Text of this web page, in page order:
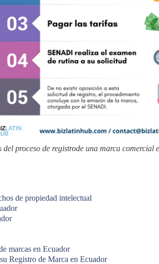
del proceso de registrode una marca comercial
de propiedad intelectual
marcas en Ecuador
Registro de Marca en Ecuador